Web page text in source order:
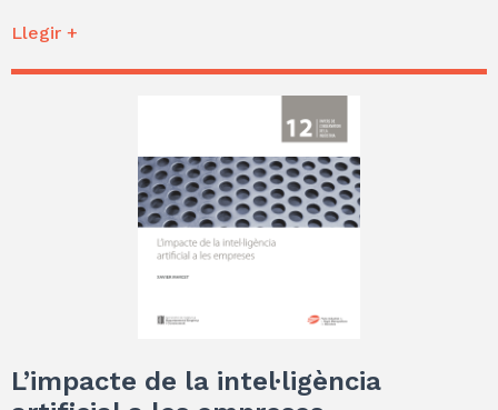
Llegir +
L’impacte de la intel·ligència